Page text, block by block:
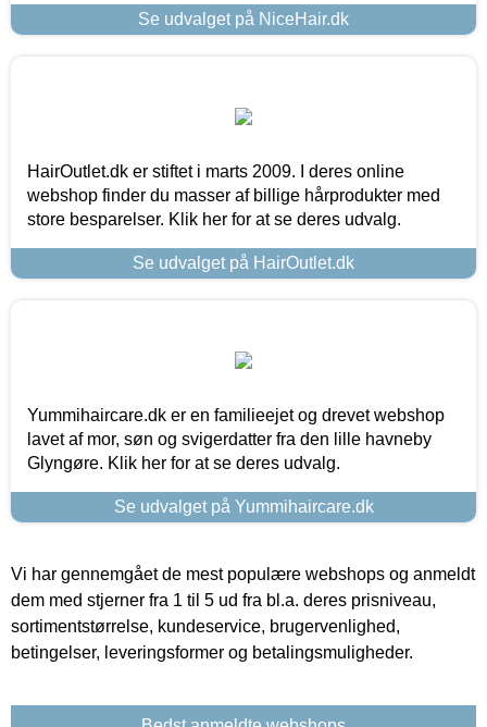
Se udvalget på NiceHair.dk
HairOutlet.dk er stiftet i marts 2009. I deres online
webshop finder du masser af billige hårprodukter med
store besparelser. Klik her for at se deres udvalg.
Se udvalget på HairOutlet.dk
Yummihaircare.dk er en familieejet og drevet webshop
lavet af mor, søn og svigerdatter fra den lille havneby
Glyngøre. Klik her for at se deres udvalg.
Se udvalget på Yummihaircare.dk
Vi har gennemgået de mest populære webshops og anmeldt
dem med stjerner fra 1 til 5 ud fra bl.a. deres prisniveau,
sortimentstørrelse, kundeservice, brugervenlighed,
betingelser, leveringsformer og betalingsmuligheder.